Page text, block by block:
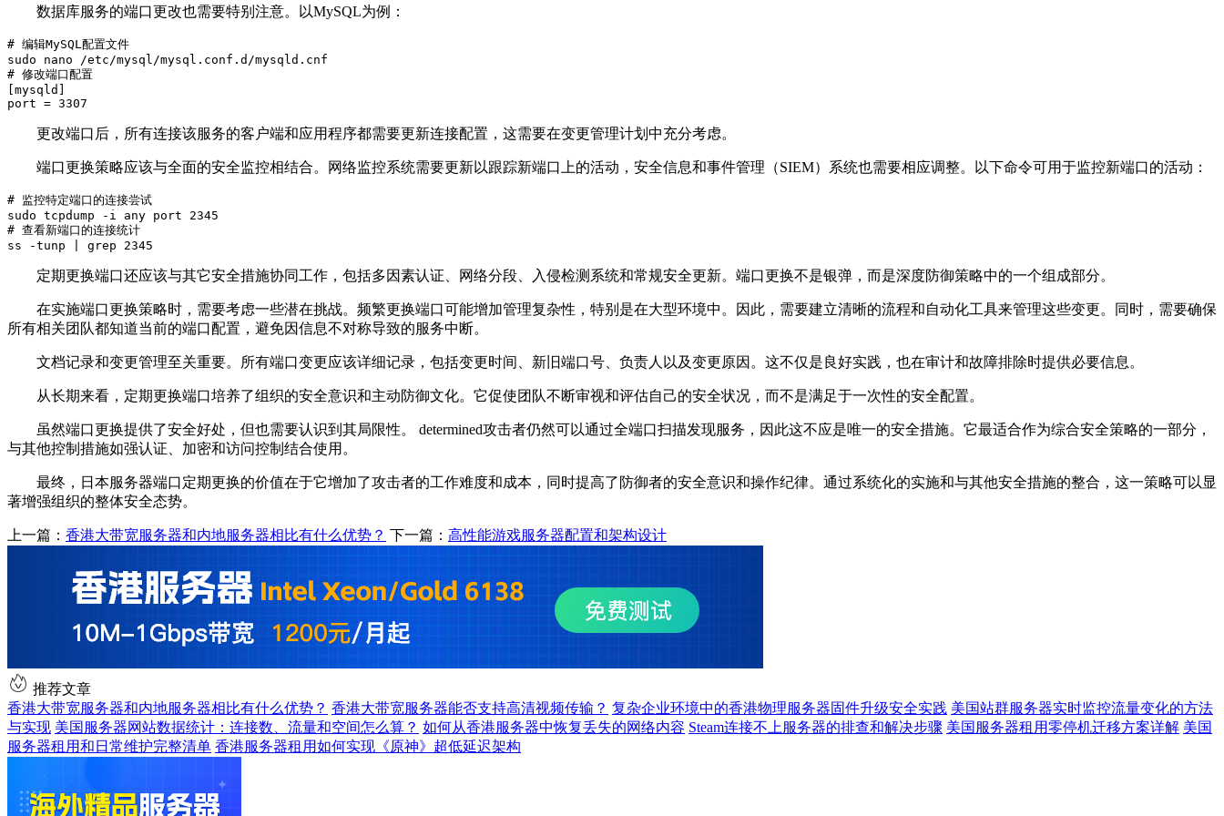
数据库服务的端口更改也需要特别注意。以MySQL为例：
# 编辑MySQL配置文件
sudo nano /etc/mysql/mysql.conf.d/mysqld.cnf
# 修改端口配置
[mysqld]
port = 3307
更改端口后，所有连接该服务的客户端和应用程序都需要更新连接配置，这需要在变更管理计划中充分考虑。
端口更换策略应该与全面的安全监控相结合。网络监控系统需要更新以跟踪新端口上的活动，安全信息和事件管理（SIEM）系统也需要相应调整。以下命令可用于监控新端口的活动：
# 监控特定端口的连接尝试
sudo tcpdump -i any port 2345
# 查看新端口的连接统计
ss -tunp | grep 2345
定期更换端口还应该与其它安全措施协同工作，包括多因素认证、网络分段、入侵检测系统和常规安全更新。端口更换不是银弹，而是深度防御策略中的一个组成部分。
在实施端口更换策略时，需要考虑一些潜在挑战。频繁更换端口可能增加管理复杂性，特别是在大型环境中。因此，需要建立清晰的流程和自动化工具来管理这些变更。同时，需要确保
所有相关团队都知道当前的端口配置，避免因信息不对称导致的服务中断。
文档记录和变更管理至关重要。所有端口变更应该详细记录，包括变更时间、新旧端口号、负责人以及变更原因。这不仅是良好实践，也在审计和故障排除时提供必要信息。
从长期来看，定期更换端口培养了组织的安全意识和主动防御文化。它促使团队不断审视和评估自己的安全状况，而不是满足于一次性的安全配置。
虽然端口更换提供了安全好处，但也需要认识到其局限性。 determined攻击者仍然可以通过全端口扫描发现服务，因此这不应是唯一的安全措施。它最适合作为综合安全策略的一部分，
与其他控制措施如强认证、加密和访问控制结合使用。
最终，日本服务器端口定期更换的价值在于它增加了攻击者的工作难度和成本，同时提高了防御者的安全意识和操作纪律。通过系统化的实施和与其他安全措施的整合，这一策略可以显
著增强组织的整体安全态势。
上一篇： 香港大带宽服务器和内地服务器相比有什么优势？ 下一篇： 高性能游戏服务器配置和架构设计
推荐文章
香港大带宽服务器和内地服务器相比有什么优势？ 香港大带宽服务器能否支持高清视频传输？ 复杂企业环境中的香港物理服务器固件升级安全实践 美国站群服务器实时监控流量变化的方法
与实现 美国服务器网站数据统计：连接数、流量和空间怎么算？ 如何从香港服务器中恢复丢失的网络内容 Steam连接不上服务器的排查和解决步骤 美国服务器租用零停机迁移方案详解 美国
服务器租用和日常维护完整清单 香港服务器租用如何实现《原神》超低延迟架构